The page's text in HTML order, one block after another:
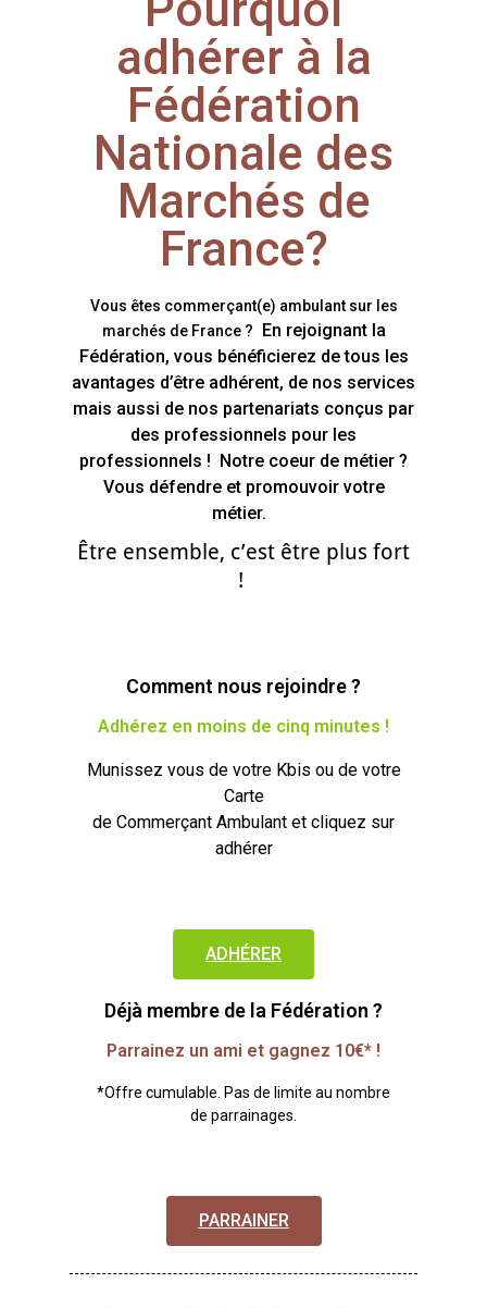
adhérer à la
Fédération
Nationale des
Marchés de
France?
Vous êtes commerçant(e) ambulant sur les
marchés de France ?
En rejoignant la
Fédération, vous bénéficierez de tous les
avantages d’être adhérent, de nos services
mais aussi de nos partenariats conçus par
des professionnels pour les
professionnels ! Notre coeur de métier ?
Vous défendre et promouvoir votre
métier.
Être ensemble, c’est être plus fort
!
Comment nous rejoindre ?
Adhérez en moins de cinq minutes !
Munissez vous de votre Kbis ou de votre
Carte
de Commerçant Ambulant et cliquez sur
adhérer
ADHÉRER
Déjà membre de la Fédération ?
Parrainez un ami et gagnez 10€* !
*Offre cumulable. Pas de limite au nombre
de parrainages.
PARRAINER